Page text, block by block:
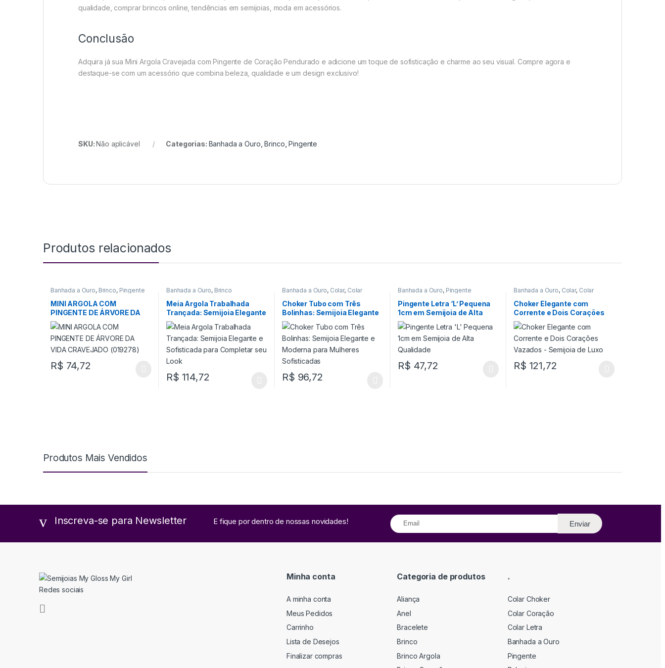
qualidade, comprar brincos online, tendências em semijoias, moda em acessórios.
Conclusão
Adquira já sua Mini Argola Cravejada com Pingente de Coração Pendurado e adicione um toque de sofisticação e charme ao seu visual. Compre agora e
destaque-se com um acessório que combina beleza, qualidade e um design exclusivo!
SKU:Não aplicável Categorias: Banhada a Ouro ,Brinco ,Pingente
Produtos relacionados
Banhada a Ouro, Brinco, Pingente
MINI ARGOLA COM
PINGENTE DE ÁRVORE DA
VIDA CRAVEJADO (019278)
R$ 74,72
Banhada a Ouro, Brinco
Meia Argola Trabalhada
Trançada: Semijoia Elegante
e Sofisticada para
Completar seu Look
R$ 114,72
Banhada a Ouro, Colar, Colar
Choker Tubo com Três
Bolinhas: Semijoia Elegante
e Moderna para Mulheres
Sofisticadas
R$ 96,72
Banhada a Ouro, Pingente
Pingente Letra ‘L’ Pequena
1cm em Semijoia de Alta
Qualidade
R$ 47,72
Banhada a Ouro, Colar, Colar
Choker Elegante com
Corrente e Dois Corações
Vazados – Semijoia de Luxo
R$ 121,72
Produtos Mais Vendidos
Inscreva-se para Newsletter E fique por dentro de nossas novidades! Enviar
Redes sociais
Minha conta
A minha conta
Meus Pedidos
Carrinho
Lista de Desejos
Finalizar compras
Categoria de produtos
Aliança
Anel
Bracelete
Brinco
Brinco Argola
.
Colar Choker
Colar Coração
Colar Letra
Banhada a Ouro
Pingente